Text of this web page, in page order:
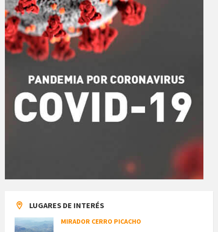
LUGARES DE INTERÉS
MIRADOR CERRO PICACHO